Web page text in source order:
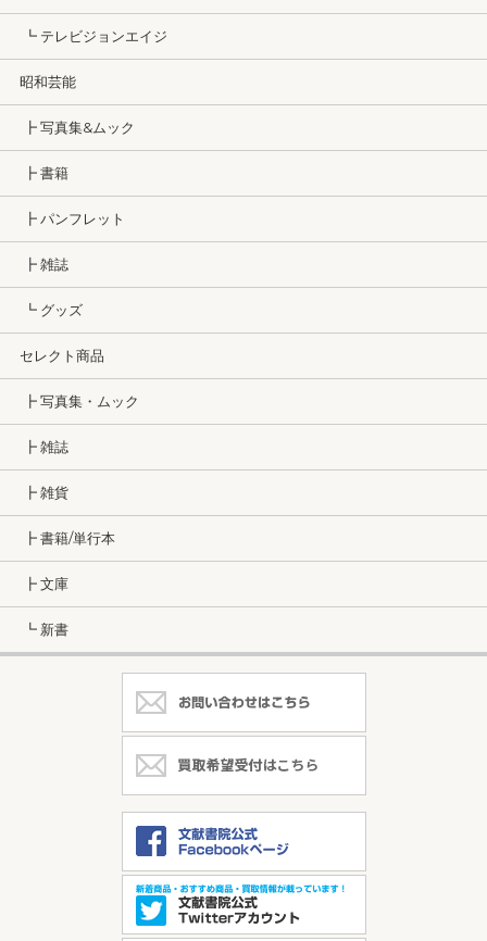
┗ テレビジョンエイジ
昭和芸能
┣ 写真集&ムック
┣ 書籍
┣ パンフレット
┣ 雑誌
┗ グッズ
セレクト商品
┣ 写真集・ムック
┣ 雑誌
┣ 雑貨
┣ 書籍/単行本
┣ 文庫
┗ 新書